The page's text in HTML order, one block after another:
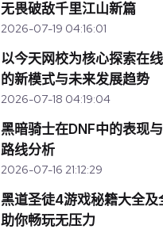
无畏破敌千里江山新篇
2026-07-19 04:16:01
以今天网校为核心探索在
的新模式与未来发展趋势
2026-07-18 04:19:04
黑暗骑士在DNF中的表现
路线分析
2026-07-16 21:12:29
黑道圣徒4游戏秘籍大全及
助你畅玩无压力